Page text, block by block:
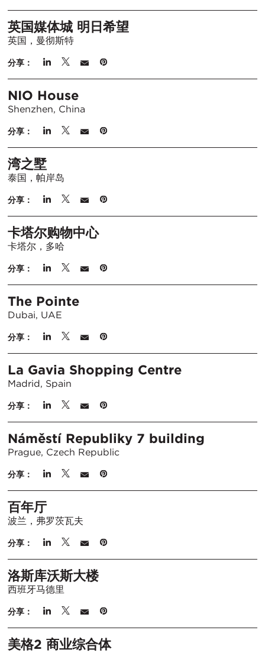
英国媒体城 明日希望
英国，曼彻斯特
分享：
NIO House
Shenzhen, China
分享：
湾之墅
泰国，帕岸岛
分享：
卡塔尔购物中心
卡塔尔，多哈
分享：
The Pointe
Dubai, UAE
分享：
La Gavia Shopping Centre
Madrid, Spain
分享：
Náměstí Republiky 7 building
Prague, Czech Republic
分享：
百年厅
波兰，弗罗茨瓦夫
分享：
洛斯库沃斯大楼
西班牙马德里
分享：
美格2 商业综合体